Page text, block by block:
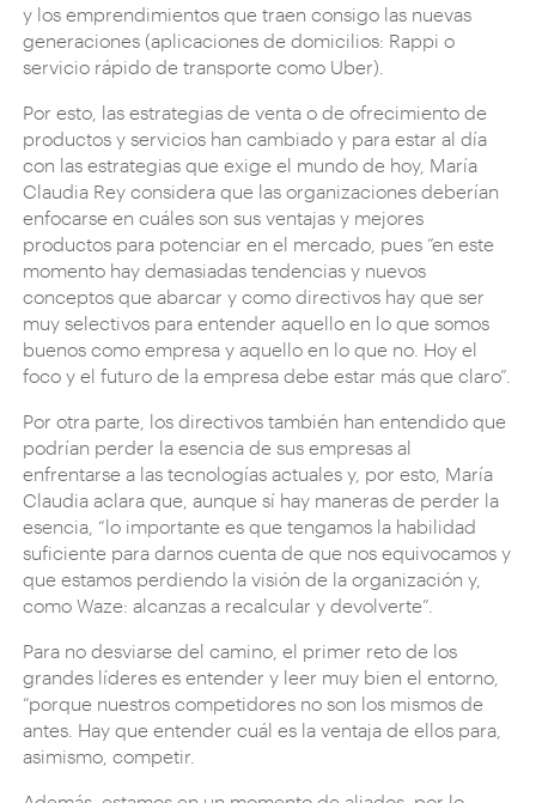
y los emprendimientos que traen consigo las nuevas
generaciones (aplicaciones de domicilios: Rappi o
servicio rápido de transporte como Uber).
Por esto, las estrategias de venta o de ofrecimiento de
productos y servicios han cambiado y para estar al día
con las estrategias que exige el mundo de hoy, María
Claudia Rey considera que las organizaciones deberían
enfocarse en cuáles son sus ventajas y mejores
productos para potenciar en el mercado, pues “en este
momento hay demasiadas tendencias y nuevos
conceptos que abarcar y como directivos hay que ser
muy selectivos para entender aquello en lo que somos
buenos como empresa y aquello en lo que no. Hoy el
foco y el futuro de la empresa debe estar más que claro”.
Por otra parte, los directivos también han entendido que
podrían perder la esencia de sus empresas al
enfrentarse a las tecnologías actuales y, por esto, María
Claudia aclara que, aunque sí hay maneras de perder la
esencia, “lo importante es que tengamos la habilidad
suficiente para darnos cuenta de que nos equivocamos y
que estamos perdiendo la visión de la organización y,
como Waze: alcanzas a recalcular y devolverte”.
Para no desviarse del camino, el primer reto de los
grandes líderes es entender y leer muy bien el entorno,
“porque nuestros competidores no son los mismos de
antes. Hay que entender cuál es la ventaja de ellos para,
asimismo, competir.